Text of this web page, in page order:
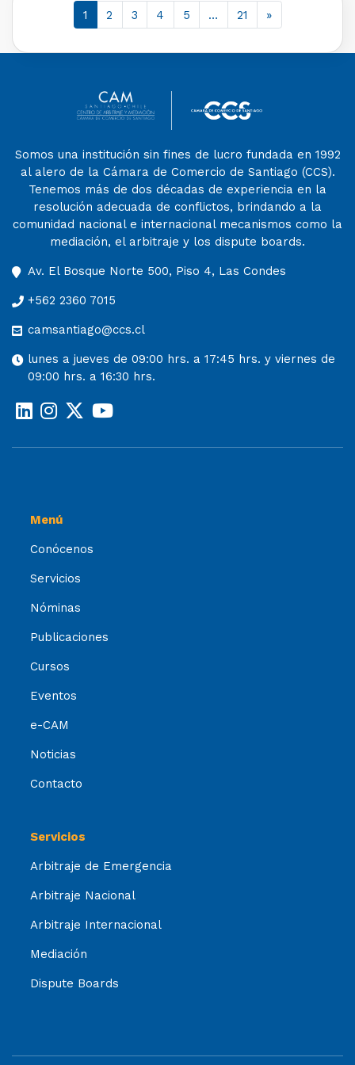
1 2 3 4 5 … 21 »
Somos una institución sin fines de lucro fundada en 1992
al alero de la Cámara de Comercio de Santiago (CCS).
Tenemos más de dos décadas de experiencia en la
resolución adecuada de conflictos, brindando a la
comunidad nacional e internacional mecanismos como la
mediación, el arbitraje y los dispute boards.
Av. El Bosque Norte 500, Piso 4, Las Condes
+562 2360 7015
camsantiago@ccs.cl
lunes a jueves de 09:00 hrs. a 17:45 hrs. y viernes de
09:00 hrs. a 16:30 hrs.
Menú
Conócenos
Servicios
Nóminas
Publicaciones
Cursos
Eventos
e-CAM
Noticias
Contacto
Servicios
Arbitraje de Emergencia
Arbitraje Nacional
Arbitraje Internacional
Mediación
Dispute Boards